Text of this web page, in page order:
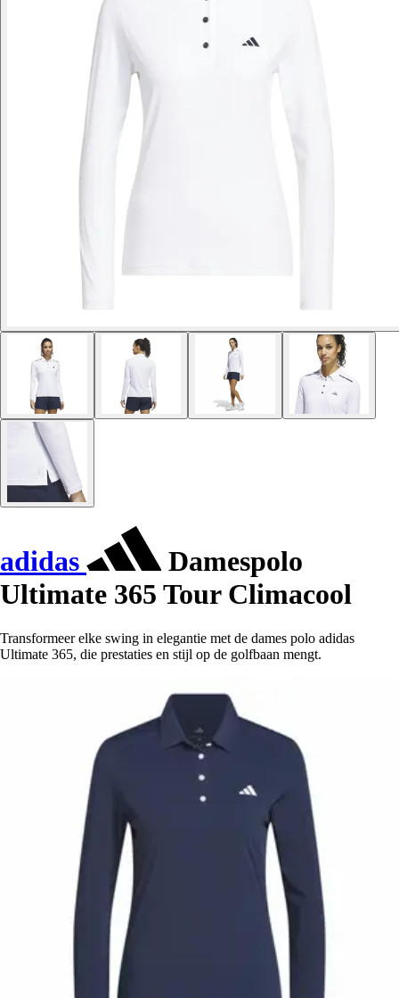
adidas
Damespolo
Ultimate 365 Tour Climacool
Transformeer elke swing in elegantie met de dames polo adidas
Ultimate 365, die prestaties en stijl op de golfbaan mengt.